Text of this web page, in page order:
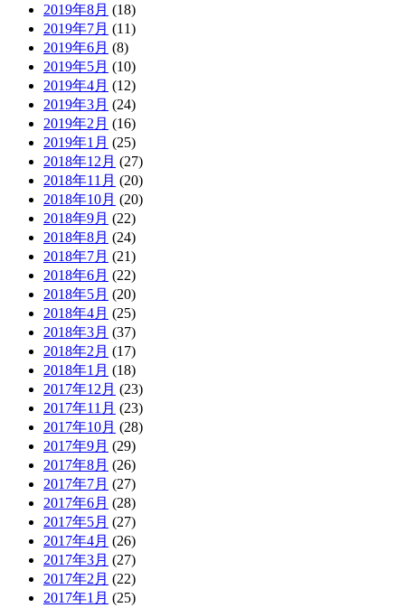
2019年8月 (18)
2019年7月 (11)
2019年6月 (8)
2019年5月 (10)
2019年4月 (12)
2019年3月 (24)
2019年2月 (16)
2019年1月 (25)
2018年12月 (27)
2018年11月 (20)
2018年10月 (20)
2018年9月 (22)
2018年8月 (24)
2018年7月 (21)
2018年6月 (22)
2018年5月 (20)
2018年4月 (25)
2018年3月 (37)
2018年2月 (17)
2018年1月 (18)
2017年12月 (23)
2017年11月 (23)
2017年10月 (28)
2017年9月 (29)
2017年8月 (26)
2017年7月 (27)
2017年6月 (28)
2017年5月 (27)
2017年4月 (26)
2017年3月 (27)
2017年2月 (22)
2017年1月 (25)